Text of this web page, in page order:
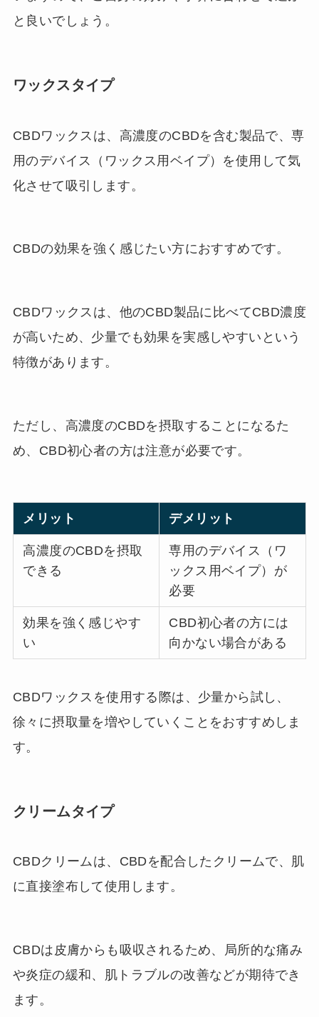
と良いでしょう。
ワックスタイプ
CBDワックスは、高濃度のCBDを含む製品で、専
用のデバイス（ワックス用ベイプ）を使用して気
化させて吸引します。
CBDの効果を強く感じたい方におすすめです。
CBDワックスは、他のCBD製品に比べてCBD濃度
が高いため、少量でも効果を実感しやすいという
特徴があります。
ただし、高濃度のCBDを摂取することになるた
め、CBD初心者の方は注意が必要です。
メリット デメリット
高濃度のCBDを摂取
できる
専用のデバイス（ワ
ックス用ベイプ）が
必要
効果を強く感じやす
い
CBD初心者の方には
向かない場合がある
CBDワックスを使用する際は、少量から試し、
徐々に摂取量を増やしていくことをおすすめしま
す。
クリームタイプ
CBDクリームは、CBDを配合したクリームで、肌
に直接塗布して使用します。
CBDは皮膚からも吸収されるため、局所的な痛み
や炎症の緩和、肌トラブルの改善などが期待でき
ます。